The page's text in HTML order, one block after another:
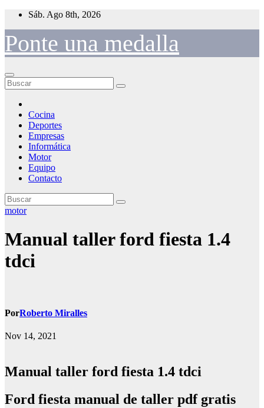
Saltar
contenido
Sáb. Ago 8th, 2026
Ponte una medalla
Cocina
Deportes
Empresas
Informática
Motor
Equipo
Contacto
motor
Manual taller ford fiesta 1.4
tdci
PorRoberto Miralles
Nov 14, 2021
Manual taller ford fiesta 1.4 tdci
Ford fiesta manual de taller pdf gratis